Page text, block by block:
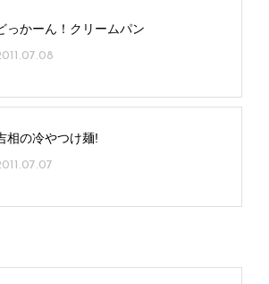
っかーん！クリームパン
相の冷やつけ麺!